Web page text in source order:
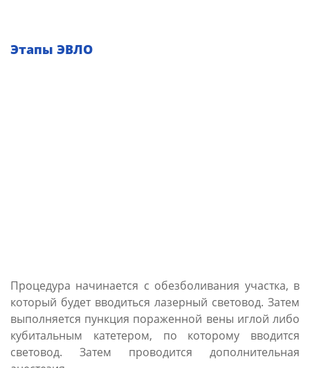
Этапы ЭВЛО
Процедура начинается с обезболивания участка, в
который будет вводиться лазерный световод. Затем
выполняется пункция пораженной вены иглой либо
кубитальным катетером, по которому вводится
световод. Затем проводится дополнительная